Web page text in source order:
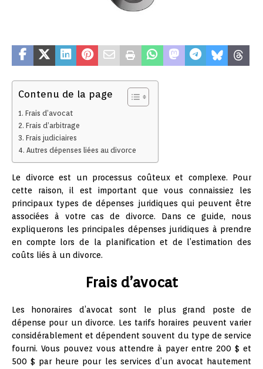
Contenu de la page
Frais d’avocat
Frais d’arbitrage
Frais judiciaires
Autres dépenses liées au divorce
Le divorce est un processus coûteux et complexe. Pour
cette raison, il est important que vous connaissiez les
principaux types de dépenses juridiques qui peuvent être
associées à votre cas de divorce. Dans ce guide, nous
expliquerons les principales dépenses juridiques à prendre
en compte lors de la planification et de l’estimation des
coûts liés à un divorce.
Frais d’avocat
Les honoraires d’avocat sont le plus grand poste de
dépense pour un divorce. Les tarifs horaires peuvent varier
considérablement et dépendent souvent du type de service
fourni. Vous pouvez vous attendre à payer entre 200 $ et
500 $ par heure pour les services d’un avocat hautement